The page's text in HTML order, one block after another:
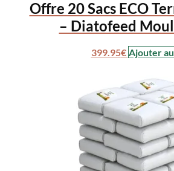
Offre 20 Sacs ECO
– Diatofeed
399.95€ Ajouter